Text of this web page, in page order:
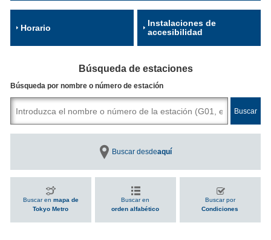
Horario
Instalaciones de
accesibilidad
Búsqueda de estaciones
Búsqueda por nombre o número de estación
Buscar en mapa de
Tokyo Metro
Buscar en
orden alfabético
Buscar por
Condiciones
Buscar desdeaquí